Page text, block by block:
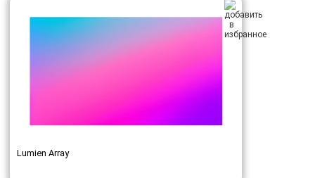
Lumien Array